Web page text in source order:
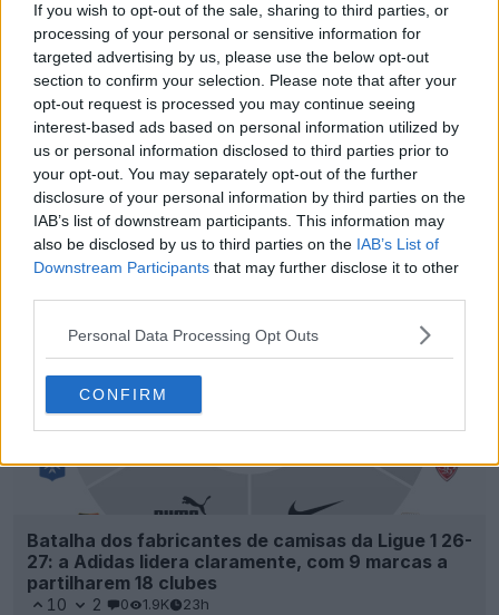
If you wish to opt-out of the sale, sharing to third parties, or
processing of your personal or sensitive information for
targeted advertising by us, please use the below opt-out
section to confirm your selection. Please note that after your
opt-out request is processed you may continue seeing
interest-based ads based on personal information utilized by
us or personal information disclosed to third parties prior to
your opt-out. You may separately opt-out of the further
disclosure of your personal information by third parties on the
IAB’s list of downstream participants. This information may
also be disclosed by us to third parties on the IAB’s List of
Downstream Participants that may further disclose it to other
Personal Data Processing Opt Outs
CONFIRM
Lançada a terceira camisa do Ferencváros para
2026-2027
23 5 696 18h
Batalha dos fabricantes de camisas da Ligue 1 26-
27: a Adidas lidera claramente, com 9 marcas a
partilharem 18 clubes
10 2 0 1.9K 23h